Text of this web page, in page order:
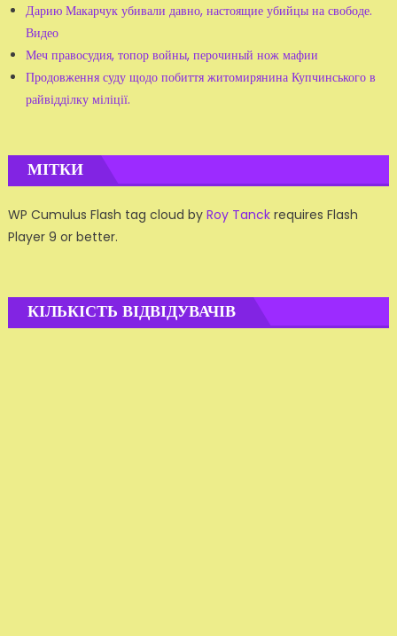
Дарию Макарчук убивали давно, настоящие убийцы на свободе.
Видео
Меч правосудия, топор войны, перочиный нож мафии
Продовження суду щодо побиття житомирянина Купчинського в
райвідділку міліції.
МІТКИ
WP Cumulus Flash tag cloud by Roy Tanckrequires Flash
Player 9 or better.
КІЛЬКІСТЬ ВІДВІДУВАЧІВ